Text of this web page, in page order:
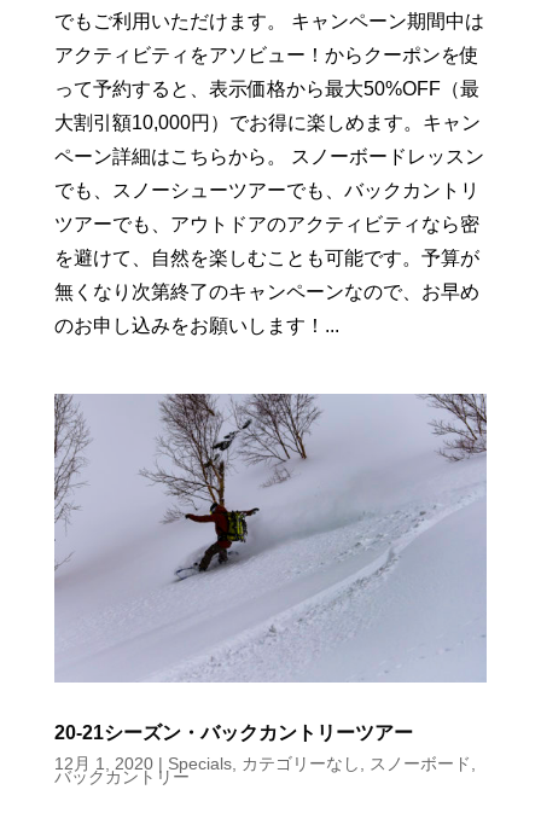
でもご利用いただけます。 キャンペーン期間中は
アクティビティをアソビュー！からクーポンを使
って予約すると、表示価格から最大50%OFF（最
大割引額10,000円）でお得に楽しめます。キャン
ペーン詳細はこちらから。 スノーボードレッスン
でも、スノーシューツアーでも、バックカントリ
ツアーでも、アウトドアのアクティビティなら密
を避けて、自然を楽しむことも可能です。予算が
無くなり次第終了のキャンペーンなので、お早め
のお申し込みをお願いします！...
20-21シーズン・バックカントリーツアー
12月 1, 2020| Specials, カテゴリーなし スノーボード
バックカントリー